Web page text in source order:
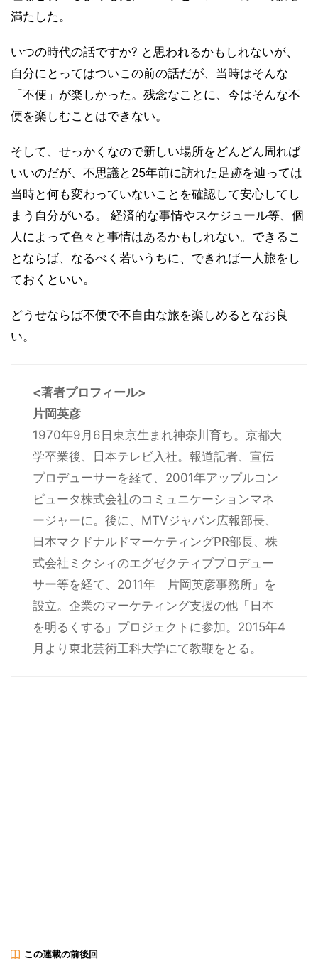
満たした。
いつの時代の話ですか? と思われるかもしれないが、
自分にとってはついこの前の話だが、当時はそんな
「不便」が楽しかった。残念なことに、今はそんな不
便を楽しむことはできない。
そして、せっかくなので新しい場所をどんどん周れば
いいのだが、不思議と25年前に訪れた足跡を辿っては
当時と何も変わっていないことを確認して安心してし
まう自分がいる。 経済的な事情やスケジュール等、個
人によって色々と事情はあるかもしれない。できるこ
とならば、なるべく若いうちに、できれば一人旅をし
ておくといい。
どうせならば不便で不自由な旅を楽しめるとなお良
い。
<著者プロフィール>
片岡英彦
1970年9月6日東京生まれ神奈川育ち。京都大
学卒業後、日本テレビ入社。報道記者、宣伝
プロデューサーを経て、2001年アップルコン
ピュータ株式会社のコミュニケーションマネ
ージャーに。後に、MTVジャパン広報部長、
日本マクドナルドマーケティングPR部長、株
式会社ミクシィのエグゼクティブプロデュー
サー等を経て、2011年「片岡英彦事務所」を
設立。企業のマーケティング支援の他「日本
を明るくする」プロジェクトに参加。2015年4
月より東北芸術工科大学にて教鞭をとる。
この連載の前後回